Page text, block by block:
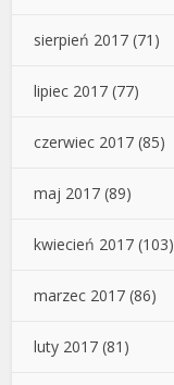
sierpień 2017 (71)
lipiec 2017 (77)
czerwiec 2017 (85)
maj 2017 (89)
kwiecień 2017 (103)
marzec 2017 (86)
luty 2017 (81)